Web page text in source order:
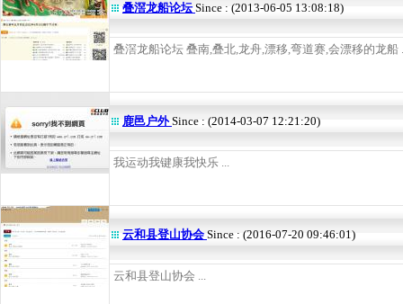
叠滘龙船论坛Since : (2013-06-05 13:08:18)
叠滘龙船论坛 叠南,叠北,龙舟,漂移,弯道赛,会漂移的龙船
鹿邑户外Since : (2014-03-07 12:21:20)
我运动我键康我快乐 ...
云和县登山协会 Since : (2016-07-20 09:46:01)
云和县登山协会 ...